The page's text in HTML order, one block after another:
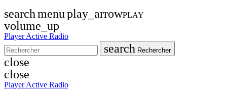
searchmenuplay_arrowPLAY
volume_up
Player Active Radio
search Rechercher
close
close
Player Active Radio